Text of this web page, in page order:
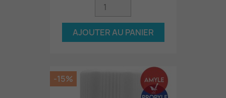
AJOUTER AU PANIER
-15%